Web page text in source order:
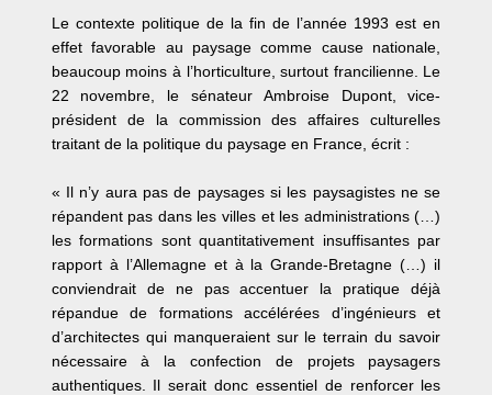
Le contexte politique de la fin de l’année 1993 est en
effet favorable au paysage comme cause nationale,
beaucoup moins à l’horticulture, surtout francilienne. Le
22 novembre, le sénateur Ambroise Dupont, vice-
président de la commission des affaires culturelles
traitant de la politique du paysage en France, écrit :
« Il n’y aura pas de paysages si les paysagistes ne se
répandent pas dans les villes et les administrations (…)
les formations sont quantitativement insuffisantes par
rapport à l’Allemagne et à la Grande-Bretagne (…) il
conviendrait de ne pas accentuer la pratique déjà
répandue de formations accélérées d’ingénieurs et
d’architectes qui manqueraient sur le terrain du savoir
nécessaire à la confection de projets paysagers
authentiques. Il serait donc essentiel de renforcer les